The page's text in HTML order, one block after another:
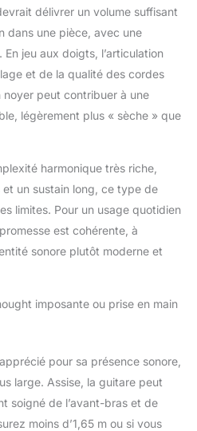
deux (2) ans à partir de
la date d'achat.
délivrer un volume suffisant
dans une pièce, avec une
jeu aux doigts, l’articulation
et de la qualité des cordes
noyer peut contribuer à une
légèrement plus « sèche » que
harmonique très riche,
un sustain long, ce type de
limites. Pour un usage quotidien
est cohérente, à
sonore plutôt moderne et
imposante ou prise en main
pour sa présence sonore,
large. Assise, la guitare peut
soigné de l’avant-bras et de
moins d’1,65 m ou si vous